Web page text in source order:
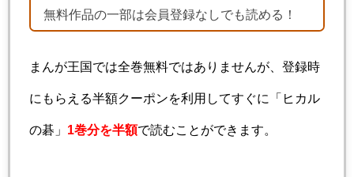
無料作品の一部は会員登録なしでも読める！
まんが王国では全巻無料ではありませんが、登録時
にもらえる半額クーポンを利用してすぐに「ヒカル
の碁」 1巻分を半額で読むことができます。